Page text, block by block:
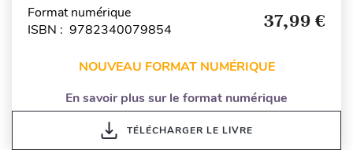
Format numérique
ISBN : 9782340079854
37,99 €
NOUVEAU FORMAT NUMÉRIQUE
En savoir plus sur le format numérique
TÉLÉCHARGER LE LIVRE